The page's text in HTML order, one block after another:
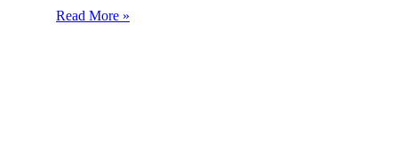
Read More »